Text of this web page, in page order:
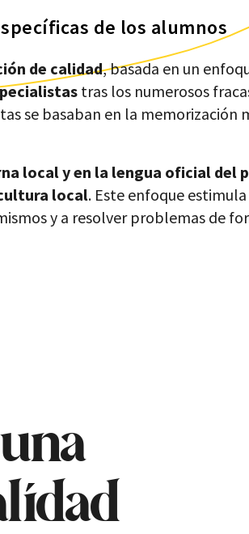
de los alumnos
de calidad, basada en un
tras los numerosos
se basaban en la memorización
local y en la lengua oficial del
local. Este enfoque
y a resolver problemas de